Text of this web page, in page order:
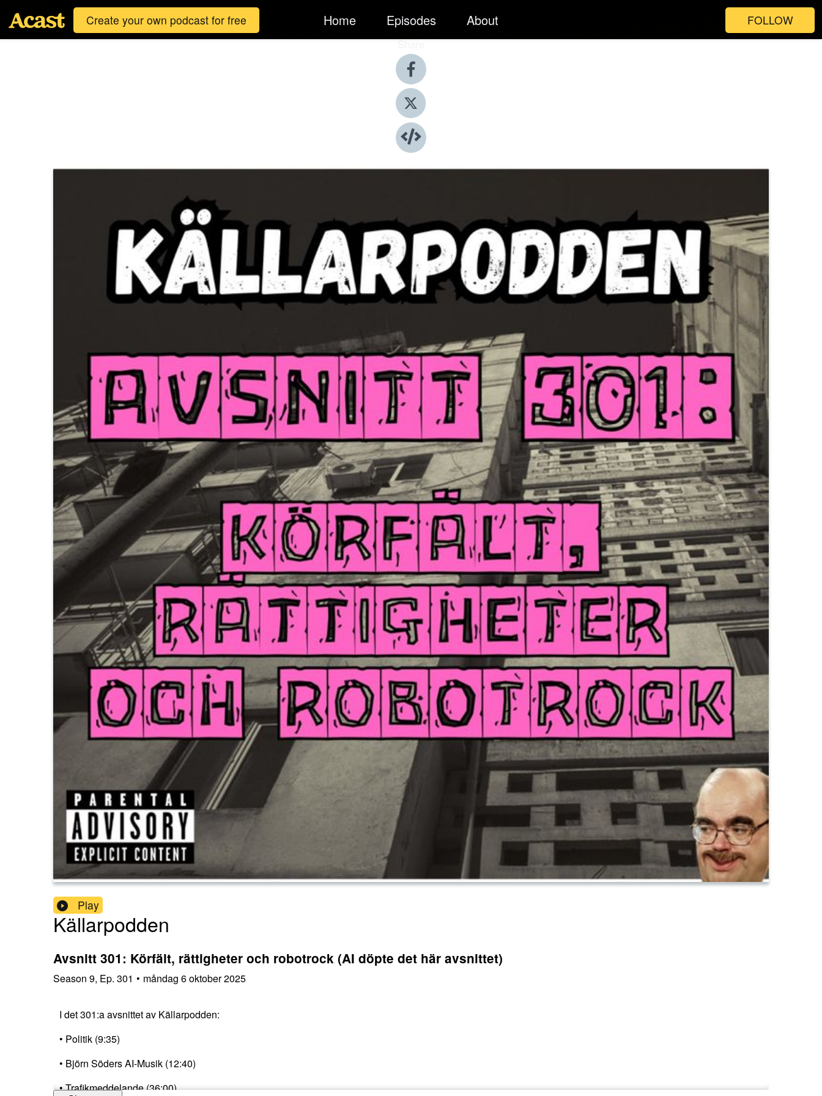
Create your own podcast for free Home Episodes About FOLLOW
Share
Play
Källarpodden
Avsnitt 301: Körfält, rättigheter och robotrock (AI döpte det här avsnittet)
Season 9, Ep. 301 • måndag 6 oktober 2025
I det 301:a avsnittet av Källarpodden:
• Politik (9:35)
• Björn Söders AI-Musik (12:40)
• Trafikmeddelande (36:00)